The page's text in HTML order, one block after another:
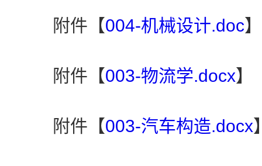
附件【004-机械设计.doc】
附件【003-物流学.docx】
附件【003-汽车构造.docx